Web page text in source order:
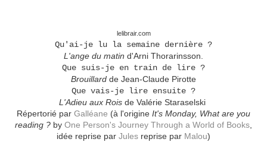
lelibrair.com
Qu'ai-je lu la semaine dernière ?
L'ange du matin d'Arni Thorarinsson.
Que suis-je en train de lire ?
Brouillard de Jean-Claude Pirotte
Que vais-je lire ensuite ?
L'Adieu aux Rois de Valérie Staraselski
Répertorié par Galléane (à l'origine It's Monday, What are you
reading ? by One Person's Journey Through a World of Books
idée reprise par Jules reprise par Malou)